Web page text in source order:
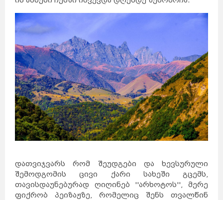
დათვიჯვარს რომ შეუდგები და ხევსურული
შემოდგომის ცივი ქარი სახეში გცემს,
თავისდაუნებურად ღიღინებ ''არხოტოს'', მერე
ფიქრობ პეიზაჟზე, რომელიც შენს თვალწინ